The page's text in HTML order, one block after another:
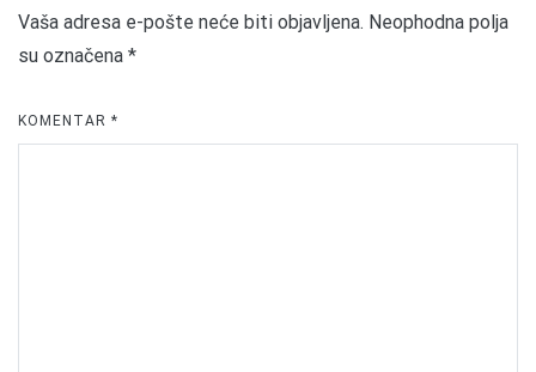
Vaša adresa e-pošte neće biti objavljena. Neophodna polja
su označena *
KOMENTAR *